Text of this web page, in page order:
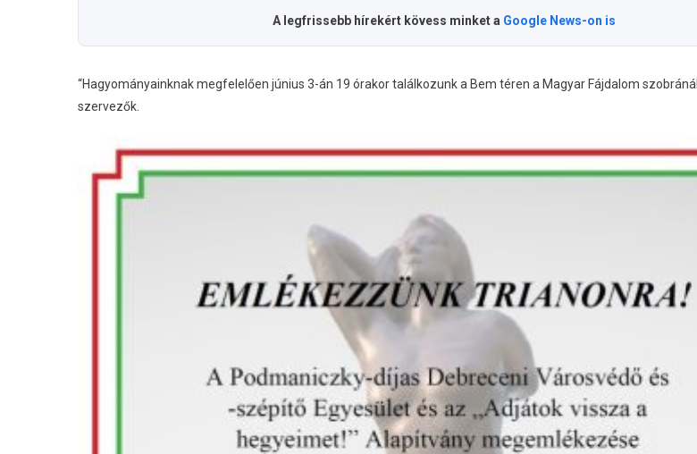
A legfrissebb hírekért kövess minket a Google News-on is
“Hagyományainknak megfelelően június 3-án 19 órakor találkozunk a Bem téren a Magyar Fájdalom
szervezők.